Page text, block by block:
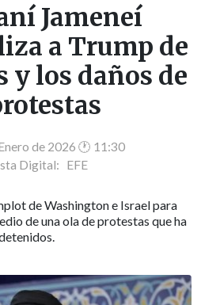
Jameneí
a Trump de
y los daños de
de 2026 🕐 11:30
Digital: EFE
de Washington e Israel para
de una ola de protestas que ha